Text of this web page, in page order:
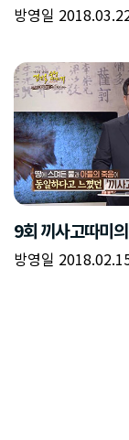
방영일
9회 끼사고따미
방영일